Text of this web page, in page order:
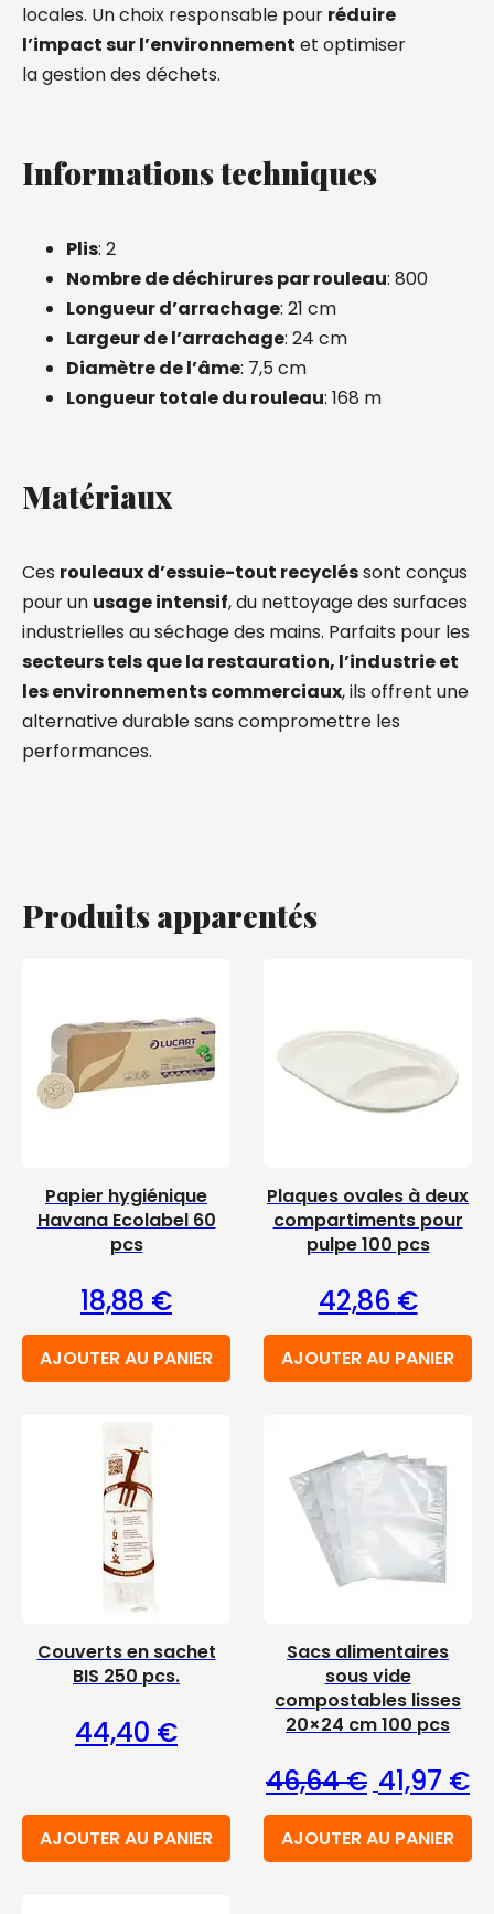
locales. Un choix responsable pour réduire
l’impact sur l’environnement et optimiser
la gestion des déchets.
Informations techniques
Plis: 2
Nombre de déchirures par rouleau: 800
Longueur d’arrachage: 21 cm
Largeur de l’arrachage: 24 cm
Diamètre de l’âme: 7,5 cm
Longueur totale du rouleau: 168 m
Matériaux
Ces rouleaux d’essuie-tout recycléssont conçus
pour un usage intensif, du nettoyage des surfaces
industrielles au séchage des mains. Parfaits pour les
secteurs tels que la restauration, l’industrie et
les environnements commerciaux, ils offrent une
alternative durable sans compromettre les
performances.
Produits apparentés
Papier hygiénique
Havana Ecolabel 60
pcs
18,88 €
AJOUTER AU PANIER
Plaques ovales à deux
compartiments pour
pulpe 100 pcs
42,86 €
AJOUTER AU PANIER
Couverts en sachet
BIS 250 pcs.
44,40 €
AJOUTER AU PANIER
Sacs alimentaires
sous vide
compostables lisses
20×24 cm 100 pcs
46,64€ Le prix
41,97 €
AJOUTER AU PANIER